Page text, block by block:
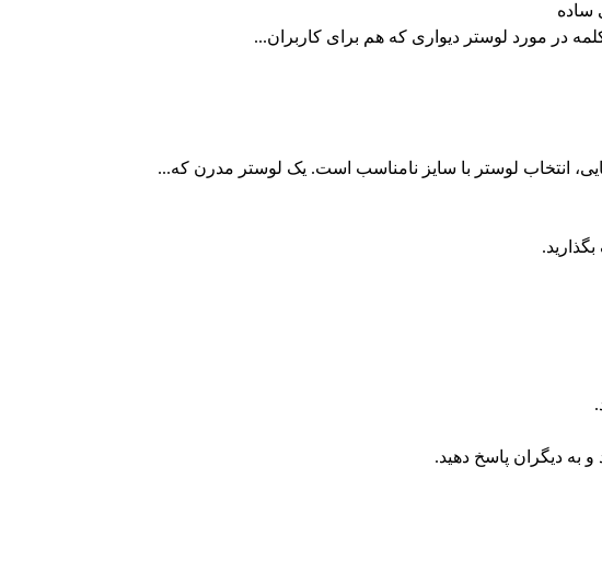
ساده
انتخاب لوستر با سایز نامناسب است. یک لوستر مدرن که...
و به دیگران پاسخ دهید.